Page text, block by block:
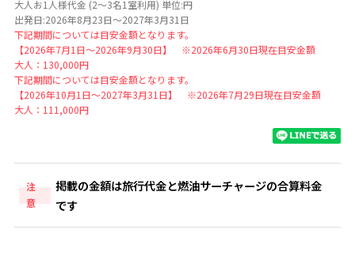
大人お1人様代金 (2～3名1室利用) 単位:円
出発日:2026年8月23日～2027年3月31日
下記期間については目安金額となります。
【2026年7月1日～2026年9月30日】 ※2026年6月30日現在目安金額
大人：130,000円
下記期間については目安金額となります。
【2026年10月1日～2027年3月31日】 ※2026年7月29日現在目安金額
大人：111,000円
注
意
掲載の金額は旅行代金と燃油サーチャージの合算料金
です